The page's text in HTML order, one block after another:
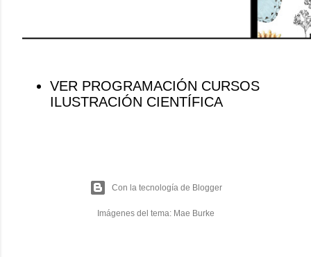
VER PROGRAMACIÓN CURSOS
ILUSTRACIÓN CIENTÍFICA
Con la tecnología de Blogger
Imágenes del tema: Mae Burke